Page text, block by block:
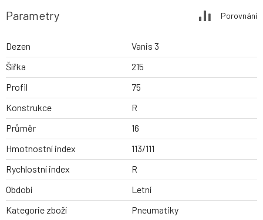
Parametry Porovnání
Dezen
Vanis 3
Šířka
215
Profil
75
Konstrukce
R
Průměr
16
Hmotnostní index
113/111
Rychlostní index
R
Období
Letní
Kategorie zboží
Pneumatiky